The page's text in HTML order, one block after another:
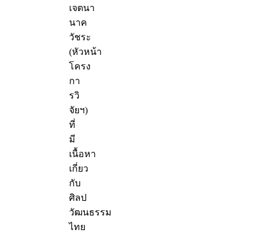
เจตนา
นาค
วัชระ
(หัวหน้า
โครง
กา
รวิ
จัยฯ)
ที่
มี
เนื้อหา
เกี่ยว
กับ
ศิลป
วัฒนธรรม
ไทย